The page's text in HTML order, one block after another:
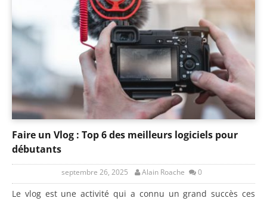
Faire un Vlog : Top 6 des meilleurs logiciels pour
débutants
septembre 26, 2025 Alain Roache 0
Le vlog est une activité qui a connu un grand succès ces